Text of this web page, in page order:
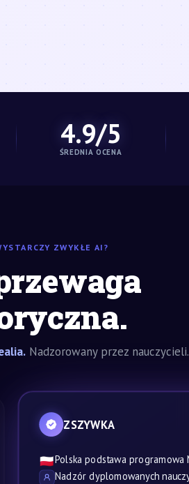
4.9/5
ŚREDNIA OCENA
ZWYKŁE AI?
Nadzorowany przez nauczycieli.
ZSZYWKA
🇵🇱Polska podstawa programowa
Nadzór dyplomowanych